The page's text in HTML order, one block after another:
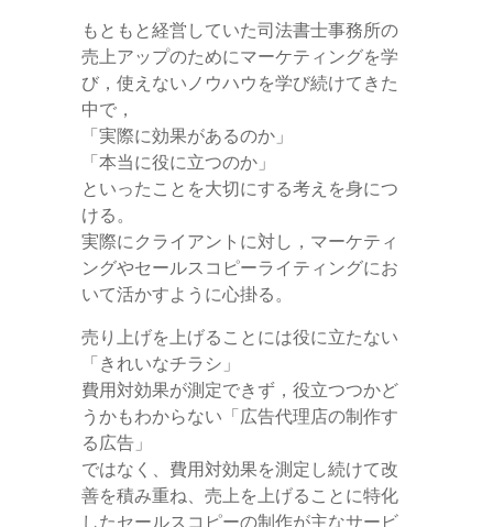
もともと経営していた司法書士事務所の
売上アップのためにマーケティングを学
び，使えないノウハウを学び続けてきた
中で，
「実際に効果があるのか」
「本当に役に立つのか」
といったことを大切にする考えを身につ
ける。
実際にクライアントに対し，マーケティ
ングやセールスコピーライティングにお
いて活かすように心掛る。
売り上げを上げることには役に立たない
「きれいなチラシ」
費用対効果が測定できず，役立つつかど
うかもわからない「広告代理店の制作す
る広告」
ではなく、費用対効果を測定し続けて改
善を積み重ね、売上を上げることに特化
したセールスコピーの制作が主なサービ